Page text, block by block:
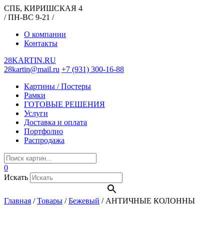
СПБ, КИРИШСКАЯ 4
/ ПН-ВС 9-21 /
О компании
Контакты
28KARTIN.RU
28kartin@mail.ru +7 (931) 300-16-88
Картины / Постеры
Рамки
ГОТОВЫЕ РЕШЕНИЯ
Услуги
Доставка и оплата
Портфолио
Распродажа
0
Искать
Главная /Товары /Бежевый / АНТИЧНЫЕ КОЛОННЫ